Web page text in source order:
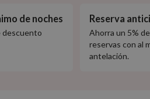
de noches
descuento
Reserva
Ahorra un 5%
reservas con al
antelación.